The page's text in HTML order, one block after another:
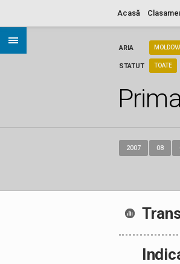
Acasă
ARIA
STATUT TOATE
2007 08